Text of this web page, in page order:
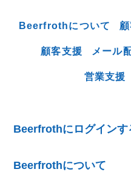
Beerfrothについて
顧客支援 メール
営業支援
Beerfrothにログインす
Beerfrothについて